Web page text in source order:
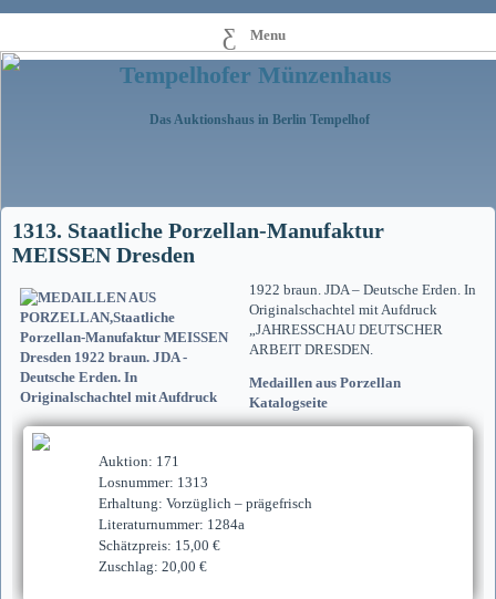
Menu
Tempelhofer Münzenhaus
Das Auktionshaus in Berlin Tempelhof
1313. Staatliche Porzellan-Manufaktur
MEISSEN Dresden
1922 braun. JDA – Deutsche Erden. In
Originalschachtel mit Aufdruck
„JAHRESSCHAU DEUTSCHER
ARBEIT DRESDEN.
Medaillen aus Porzellan
Katalogseite
Auktion: 171
Losnummer: 1313
Erhaltung: Vorzüglich – prägefrisch
Literaturnummer: 1284a
Schätzpreis: 15,00 €
Zuschlag: 20,00 €